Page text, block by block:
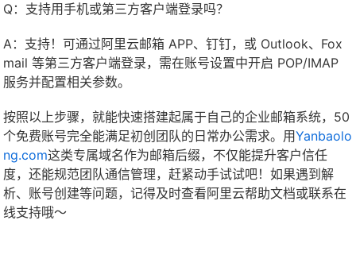
Q：支持用手机或第三方客户端登录吗？
A：支持！可通过阿里云邮箱 APP、钉钉，或 Outlook、Fox
mail 等第三方客户端登录，需在账号设置中开启 POP/IMAP
服务并配置相关参数。
按照以上步骤，就能快速搭建起属于自己的企业邮箱系统，50
个免费账号完全能满足初创团队的日常办公需求。用Yanbaolo
ng.com这类专属域名作为邮箱后缀，不仅能提升客户信任
度，还能规范团队通信管理，赶紧动手试试吧！如果遇到解
析、账号创建等问题，记得及时查看阿里云帮助文档或联系在
线支持哦～